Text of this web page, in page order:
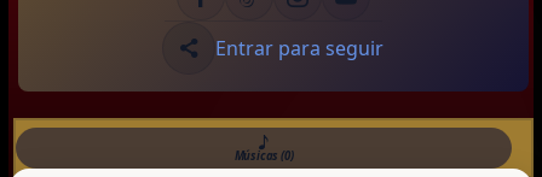
Entrar para seguir
Músicas (0)